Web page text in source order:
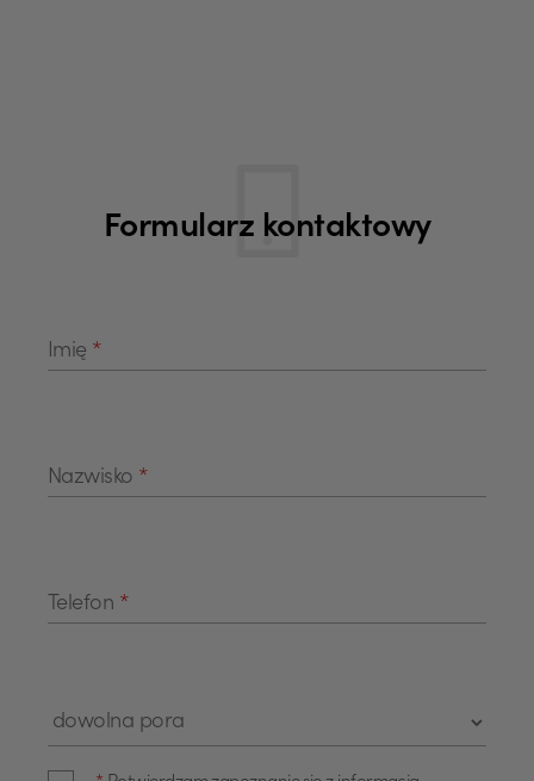
Formularz kontaktowy
Imię *
Nazwisko *
Telefon *